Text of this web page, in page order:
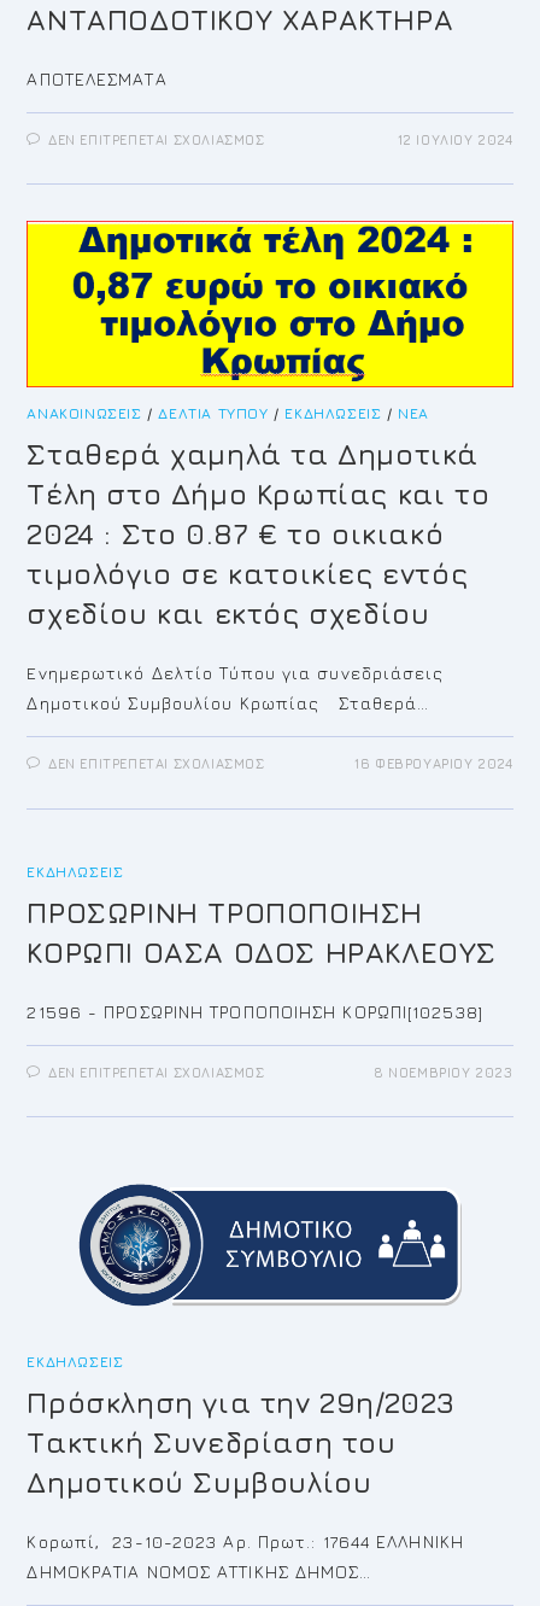
ΑΝΤΑΠΟΔΟΤΙΚΟΥ ΧΑΡΑΚΤΗΡΑ
ΑΠΟΤΕΛΕΣΜΑΤΑ
ΔΕΝ ΕΠΙΤΡΈΠΕΤΑΙ ΣΧΟΛΙΑΣΜΌΣΣΤΟ
ΚΑΤΑΤΑΞΗΣ
ΑΝΑΚΟΙΝΩΣΗΣ
ΣΟΧ
1/2024
ΠΡΟΣΛΗΨΗ
ΠΡΟΣΩΠΙΚΟΥ
ΥΠΗΡΕΣΙΕΣ
ΑΝΤΑΠΟΔΟΤΙΚΟΥ
ΧΑΡΑΚΤΗΡΑ
12 ΙΟΥΛΊΟΥ 2024
ΑΝΑΚΟΙΝΏΣΕΙΣ /ΔΕΛΤΊΑ ΤΎΠΟΥ / ΕΚΔΗΛΏΣΕΙΣ / ΝΈΑ
Σταθερά χαμηλά τα Δημοτικά
Τέλη στο Δήμο Κρωπίας και το
2024 : Στο 0.87 € το οικιακό
τιμολόγιο σε κατοικίες εντός
σχεδίου και εκτός σχεδίου
Eνημερωτικό Δελτίο Τύπου για συνεδριάσεις
Δημοτικού Συμβουλίου Κρωπίας Σταθερά…
ΔΕΝ ΕΠΙΤΡΈΠΕΤΑΙ ΣΧΟΛΙΑΣΜΌΣΣΤΟ
ΤΑ
ΚΑΙ
ΤΟ
:
ΣΤΟ
ΤΟ
ΤΙΜΟΛΌΓΙΟ
ΚΑΤΟΙΚΊΕΣ
ΚΑΙ
16 ΦΕΒΡΟΥΑΡΊΟΥ 2024
ΕΚΔΗΛΏΣΕΙΣ
ΠΡΟΣΩΡΙΝΗ ΤΡΟΠΟΠΟΙΗΣΗ
ΚΟΡΩΠΙ ΟΑΣΑ ΟΔΟΣ ΗΡΑΚΛΕΟΥΣ
21596 - ΠΡΟΣΩΡΙΝΗ ΤΡΟΠΟΠΟΙΗΣΗ ΚΟΡΩΠΙ[102538]
ΔΕΝ ΕΠΙΤΡΈΠΕΤΑΙ ΣΧΟΛΙΑΣΜΌΣΣΤΟ
ΚΟΡΩΠΙ
8 ΝΟΕΜΒΡΊΟΥ 2023
ΕΚΔΗΛΏΣΕΙΣ
Πρόσκληση για την 29η/2023
Τακτική Συνεδρίαση του
Δημοτικού Συμβουλίου
Κορωπί, 23-10-2023 Αρ. Πρωτ.: 17644 ΕΛΛΗΝΙΚΗ
ΔΗΜΟΚΡΑΤΙΑ ΝΟΜΟΣ ΑΤΤΙΚΗΣ ΔΗΜΟΣ…